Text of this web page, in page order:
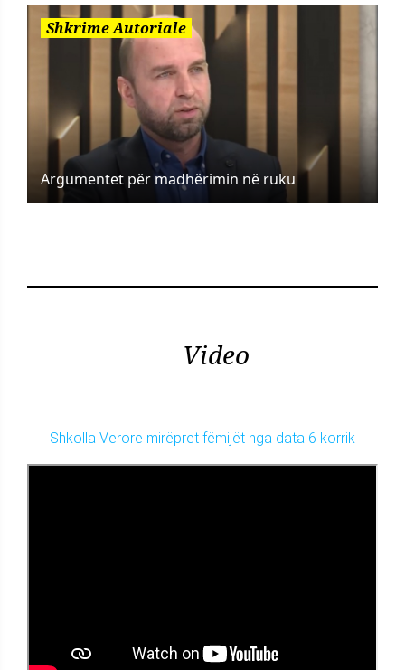
Shkrime Autoriale
Argumentet për madhërimin në ruku
Video
Shkolla Verore mirëpret fëmijët nga data 6 korrik